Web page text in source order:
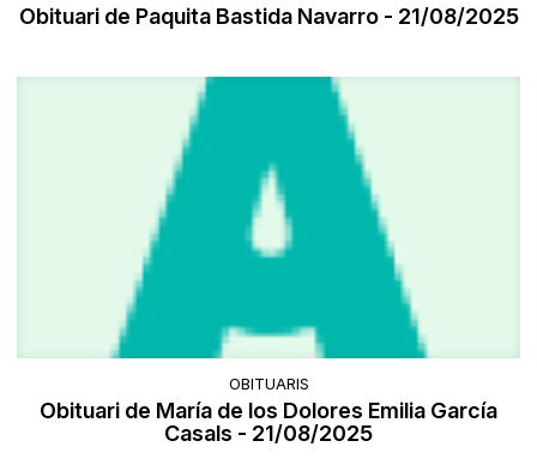
Obituari de Paquita Bastida Navarro - 21/08/2025
OBITUARIS
Obituari de María de los Dolores Emilia García
Casals - 21/08/2025